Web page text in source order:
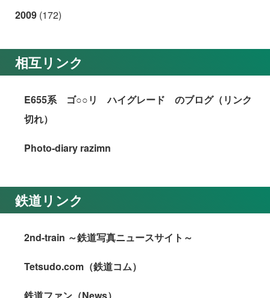
2009 (172)
相互リンク
E655系 ゴ○○リ ハイグレード のブログ（リンク
切れ）
Photo-diary razimn
鉄道リンク
2nd-train ～鉄道写真ニュースサイト～
Tetsudo.com（鉄道コム）